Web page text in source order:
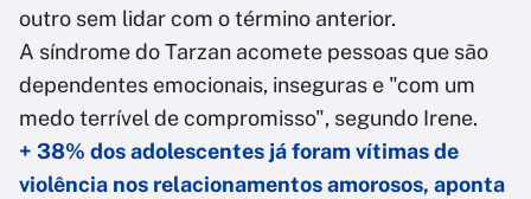
outro sem lidar com o término anterior.
A síndrome do Tarzan acomete pessoas que são
dependentes emocionais, inseguras e "com um
medo terrível de compromisso", segundo Irene.
+ 38% dos adolescentes já foram vítimas de
violência nos relacionamentos amorosos, aponta